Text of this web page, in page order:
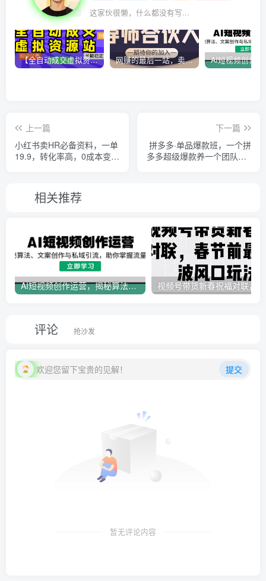
这家伙很懒，什么都没有写...
【全自动成交虚拟资源站】站长唯一陪跑项目！月入10W+~长期稳定~ 网赚的最后一站，卖项目！做网赚顶级猎食者~
上一篇
小红书卖HR必备资料，一单
19.9，转化率高，0成本变
下一篇
拼多多·单品爆款班，一个拼
多多超级爆款养一个团队（5
相关推荐
AI短视频创作运营，揭秘算法、文案创作与私域引流，助你掌握流量密码
评论 抢沙发
欢迎您留下宝贵的见解！ 提交
暂无评论内容